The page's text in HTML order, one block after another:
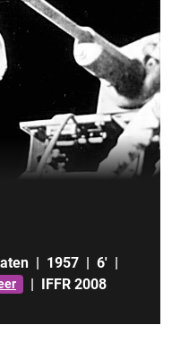
| 1957 | 6' |
| IFFR 2008